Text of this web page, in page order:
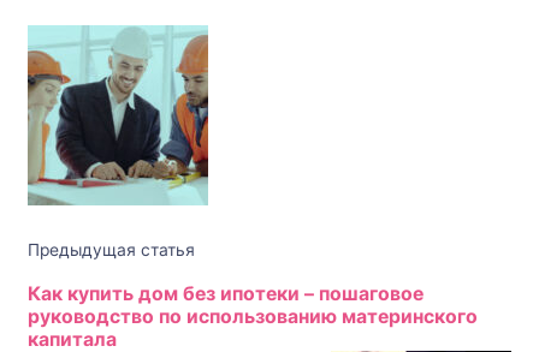
Навигация
по
записям
Предыдущая статья
Как купить дом без ипотеки – пошаговое
руководство по использованию материнского
капитала